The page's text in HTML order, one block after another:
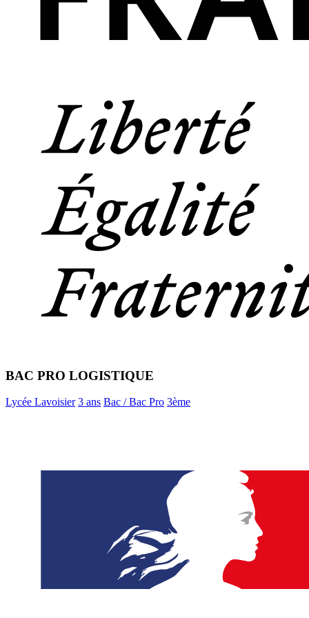
BAC PRO LOGISTIQUE
Lycée Lavoisier 3 ans Bac / Bac Pro 3ème